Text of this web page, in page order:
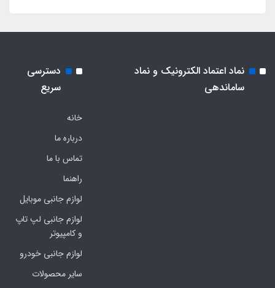
نماد اعتماد الکترونیک و نماد
ساماندهی
دسترسی
سریع
خانه
درباره ما
تماس با ما
راهنما
لوازم جانبی موبایل
لوازم جانبی لپ تاپ
و کامپیوتر
لوازم جانبی خودرو
سایر محصولات